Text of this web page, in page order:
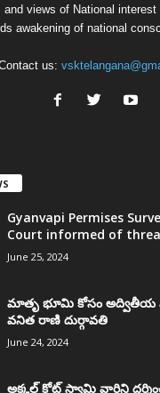
and views of National
awakening of national
us:
Gyanvapi Permises
Court informed of
June 25, 2024
మాతృ భూమి కోసం అద్వితీయ
వనిత రాణి దుర్గావతి
June 24, 2024
అక్కల్‌ కోట్‌ స్వామి వారిని